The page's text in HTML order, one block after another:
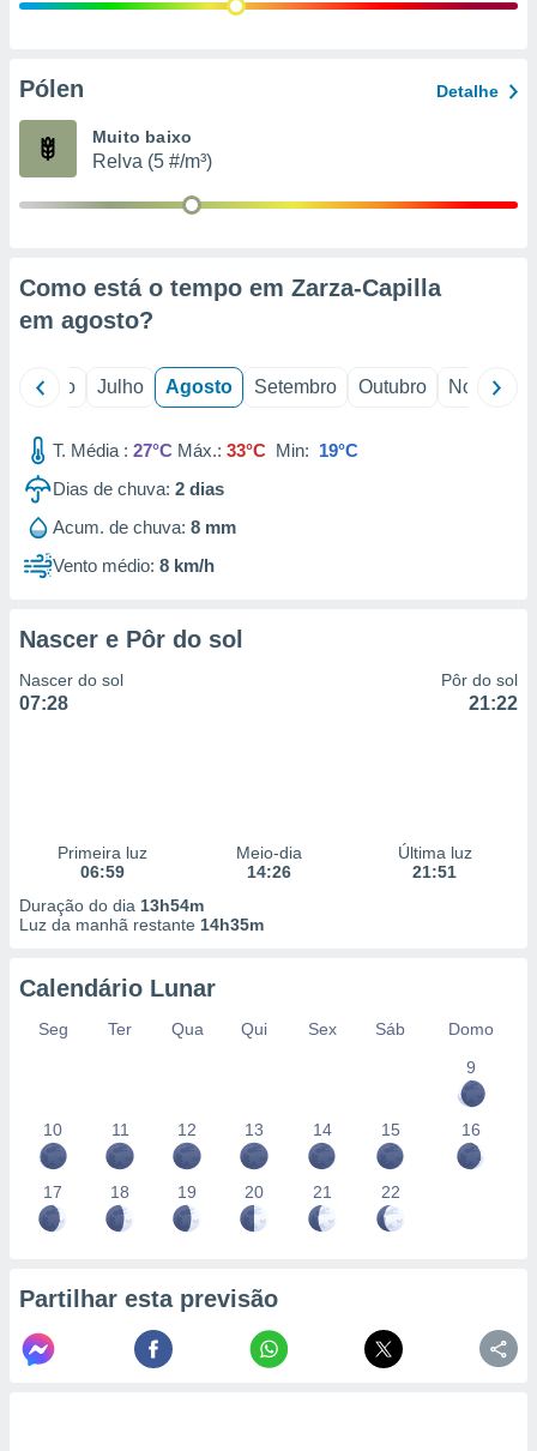
e
de
Pólen Detalhe
Muito baixo
Relva (5 #/m³)
Como está o tempo em Zarza-Capilla
em agosto?
Junho Julho Agosto Setembro Outubro Novembro
T. Média : 27°C Máx.: 33°C Min: 19°C
Dias de chuva: 2 dias
Acum. de chuva: 8 mm
Vento médio: 8 km/h
Nascer e Pôr do sol
Nascer do sol
07:28
Pôr do sol
21:22
Primeira luz
06:59
Meio-dia
14:26
Última luz
21:51
Duração do dia 13h54m
Luz da manhã restante 14h35m
Calendário Lunar
Seg Ter Qua Qui Sex Sáb
Domo
9
10 11 12 13 14 15 16
17 18 19 20 21 22
Partilhar esta previsão